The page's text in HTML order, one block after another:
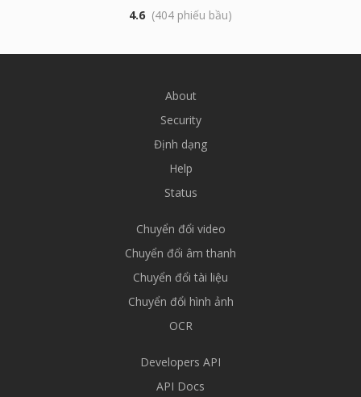
4.6 (404 phiếu bầu)
About
Security
Định dạng
Help
Status
Chuyển đổi video
Chuyển đổi âm thanh
Chuyển đổi tài liệu
Chuyển đổi hình ảnh
OCR
Developers API
API Docs